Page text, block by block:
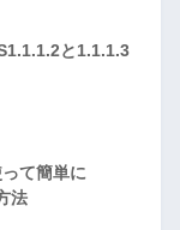
と1.1.1.3
て簡単に
法